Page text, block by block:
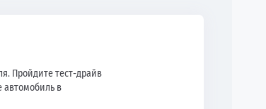
Пройдите тест-драйв
автомобиль в